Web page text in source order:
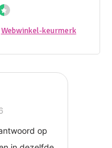
Webwinkel-keurmerk